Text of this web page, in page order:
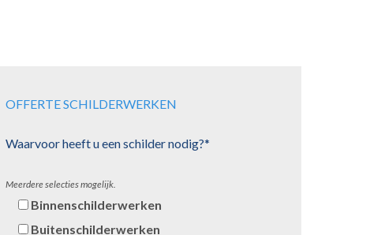
OFFERTE SCHILDERWERKEN
Waarvoor heeft u een schilder nodig?*
Meerdere selecties mogelijk.
Binnenschilderwerken
Buitenschilderwerken